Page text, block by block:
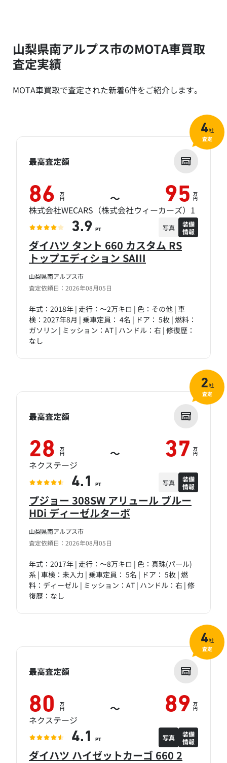
山梨県南アルプス市のMOTA車買取
査定実績
MOTA車買取で査定された新着6件をご紹介します。
山梨県南アルプス市
査定依頼日：2026年08月05日
ダイハツ タント 660 カスタム RS
トップエディション SAIII
年式：2018年 | 走行：～2万キロ | 色：その他 | 車
検：2027年8月 | 乗車定員： 4名 | ドア： 5枚 | 燃料：
ガソリン | ミッション：AT | ハンドル：右 | 修復歴：
なし
最高査定額
86 万
円 ～ 95 万
円
株式会社WECARS（株式会社ウィーカーズ）1
3.9 PT 写真
装備
情報
4社
査定
山梨県南アルプス市
査定依頼日：2026年08月05日
プジョー 308SW アリュール ブルー
HDi ディーゼルターボ
年式：2017年 | 走行：～8万キロ | 色：真珠(パール)
系 | 車検：未入力 | 乗車定員： 5名 | ドア： 5枚 | 燃
料：ディーゼル | ミッション：AT | ハンドル：右 | 修
復歴：なし
最高査定額
28 万
円 ～ 37 万
円
ネクステージ
4.1 PT 写真
装備
情報
2社
査定
ダイハツ ハイゼットカーゴ 660 2
最高査定額
80 万
円 ～ 89 万
円
ネクステージ
4.1 PT 写真
装備
情報
4社
査定